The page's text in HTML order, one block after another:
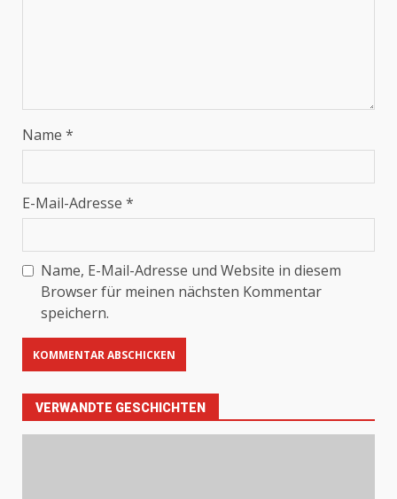
Name *
E-Mail-Adresse *
Name, E-Mail-Adresse und Website in diesem
Browser für meinen nächsten Kommentar
speichern.
VERWANDTE GESCHICHTEN